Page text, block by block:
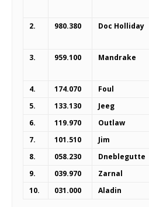
2. 980.380 Doc Holliday
3. 959.100 Mandrake
4. 174.070 Foul
5.
133.130 Jeeg
6.
119.970 Outlaw
7.
101.510 Jim
8.
058.230 Dneblegutte
9.
039.970 Zarnal
10.
031.000 Aladin